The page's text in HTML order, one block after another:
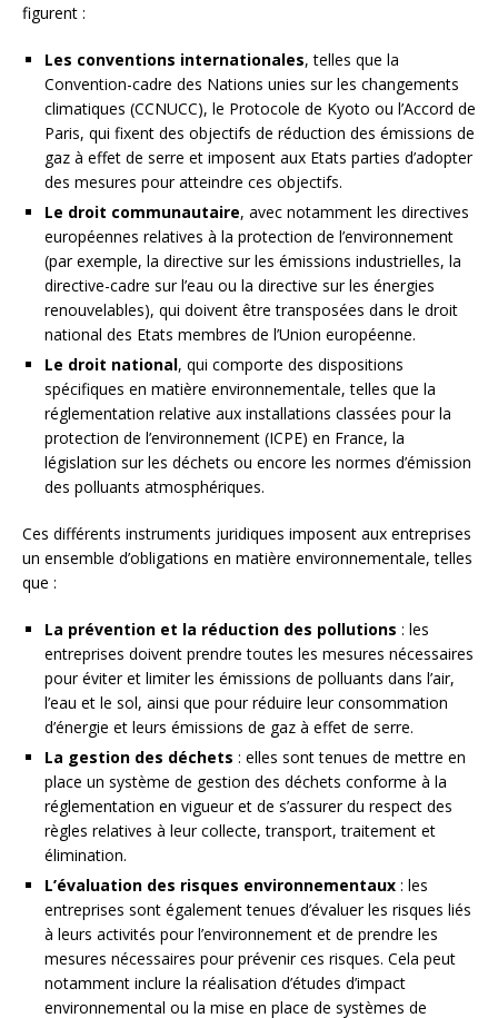
figurent :
Les conventions internationales, telles que la
Convention-cadre des Nations unies sur les changements
climatiques (CCNUCC), le Protocole de Kyoto ou l’Accord de
Paris, qui fixent des objectifs de réduction des émissions de
gaz à effet de serre et imposent aux Etats parties d’adopter
des mesures pour atteindre ces objectifs.
Le droit communautaire, avec notamment les directives
européennes relatives à la protection de l’environnement
(par exemple, la directive sur les émissions industrielles, la
directive-cadre sur l’eau ou la directive sur les énergies
renouvelables), qui doivent être transposées dans le droit
national des Etats membres de l’Union européenne.
Le droit national, qui comporte des dispositions
spécifiques en matière environnementale, telles que la
réglementation relative aux installations classées pour la
protection de l’environnement (ICPE) en France, la
législation sur les déchets ou encore les normes d’émission
des polluants atmosphériques.
Ces différents instruments juridiques imposent aux entreprises
un ensemble d’obligations en matière environnementale, telles
que :
La prévention et la réduction des pollutions : les
entreprises doivent prendre toutes les mesures nécessaires
pour éviter et limiter les émissions de polluants dans l’air,
l’eau et le sol, ainsi que pour réduire leur consommation
d’énergie et leurs émissions de gaz à effet de serre.
La gestion des déchets : elles sont tenues de mettre en
place un système de gestion des déchets conforme à la
réglementation en vigueur et de s’assurer du respect des
règles relatives à leur collecte, transport, traitement et
élimination.
L’évaluation des risques environnementaux : les
entreprises sont également tenues d’évaluer les risques liés
à leurs activités pour l’environnement et de prendre les
mesures nécessaires pour prévenir ces risques. Cela peut
notamment inclure la réalisation d’études d’impact
environnemental ou la mise en place de systèmes de